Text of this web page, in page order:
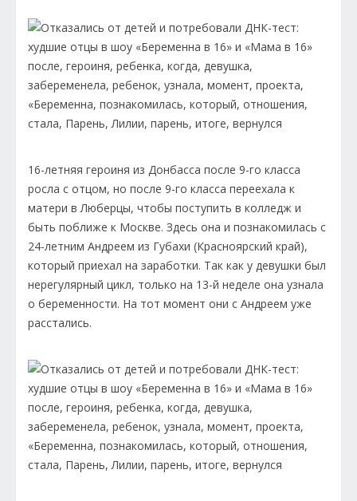
16-летняя героиня из Донбасса после 9-го класса
росла с отцом, но после 9-го класса переехала к
матери в Люберцы, чтобы поступить в колледж и
быть поближе к Москве. Здесь она и познакомилась с
24-летним Андреем из Губахи (Красноярский край),
который приехал на заработки. Так как у девушки был
нерегулярный цикл, только на 13-й неделе она узнала
о беременности. На тот момент они с Андреем уже
расстались.